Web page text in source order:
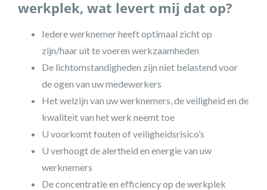
werkplek, wat levert mij dat op?
Iedere werknemer heeft optimaal zicht op
zijn/haar uit te voeren werkzaamheden
De lichtomstandigheden zijn niet belastend voor
de ogen van uw medewerkers
Het welzijn van uw werknemers, de veiligheid en de
kwaliteit van het werk neemt toe
U voorkomt fouten of veiligheidsrisico’s
U verhoogt de alertheid en energie van uw
werknemers
De concentratie en efficiency op de werkplek